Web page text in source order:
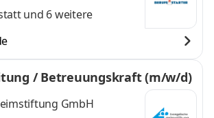
und 6 weitere
/ Betreuungskraft (m/w/d)
GmbH